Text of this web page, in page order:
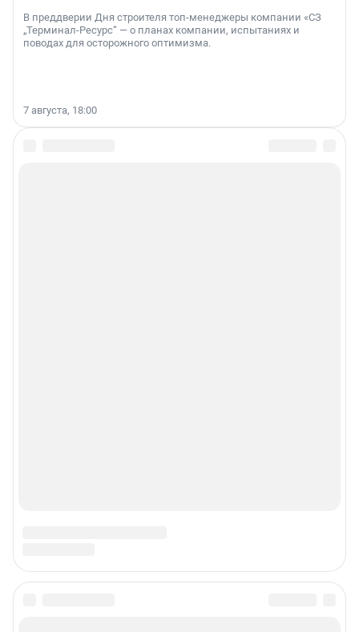
В преддверии Дня строителя топ-менеджеры компании «СЗ
„Терминал-Ресурс“ — о планах компании, испытаниях и
поводах для осторожного оптимизма.
7 августа, 18:00